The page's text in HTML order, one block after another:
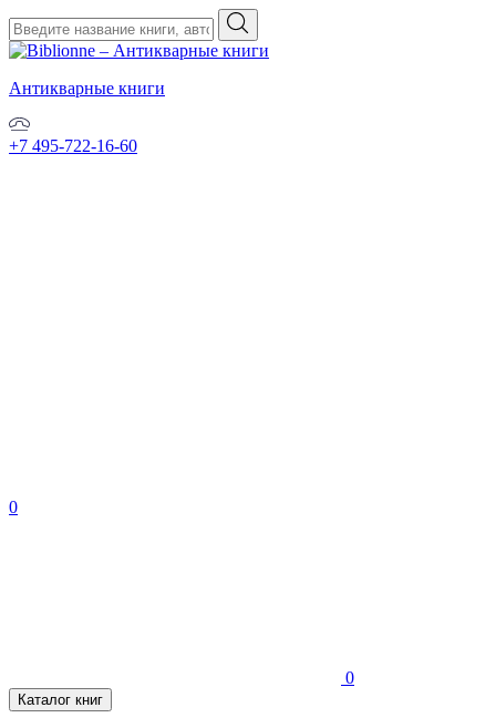
Антикварные книги
+7 495-722-16-60
0
0
Каталог книг